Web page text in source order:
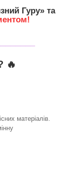
Гуру» та
🔥
матеріалів.